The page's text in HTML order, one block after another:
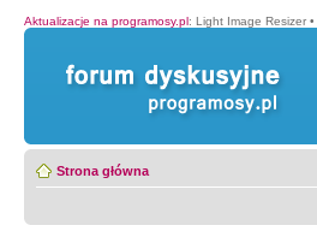
Aktualizacje na programosy.pl: Light Image Resizer •
Strona główna